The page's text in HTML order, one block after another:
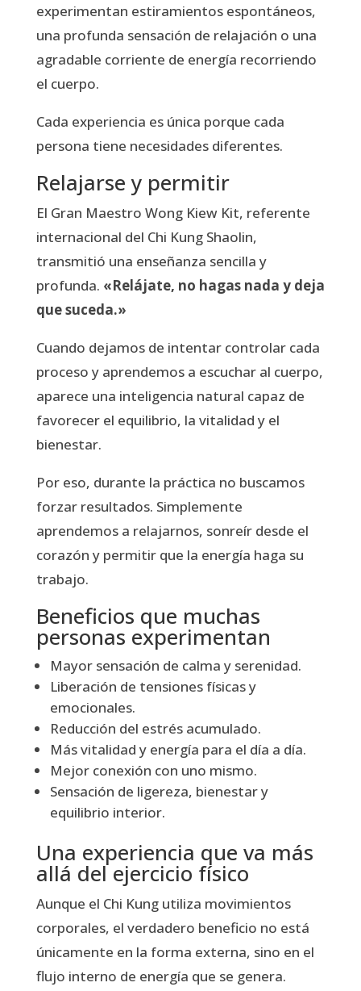
experimentan estiramientos espontáneos,
una profunda sensación de relajación o una
agradable corriente de energía recorriendo
el cuerpo.
Cada experiencia es única porque cada
persona tiene necesidades diferentes.
Relajarse y permitir
El Gran Maestro Wong Kiew Kit, referente
internacional del Chi Kung Shaolin,
transmitió una enseñanza sencilla y
profunda. «Relájate, no hagas nada y deja
que suceda.»
Cuando dejamos de intentar controlar cada
proceso y aprendemos a escuchar al cuerpo,
aparece una inteligencia natural capaz de
favorecer el equilibrio, la vitalidad y el
bienestar.
Por eso, durante la práctica no buscamos
forzar resultados. Simplemente
aprendemos a relajarnos, sonreír desde el
corazón y permitir que la energía haga su
trabajo.
Beneficios que muchas
personas experimentan
Mayor sensación de calma y serenidad.
Liberación de tensiones físicas y
emocionales.
Reducción del estrés acumulado.
Más vitalidad y energía para el día a día.
Mejor conexión con uno mismo.
Sensación de ligereza, bienestar y
equilibrio interior.
Una experiencia que va más
allá del ejercicio físico
Aunque el Chi Kung utiliza movimientos
corporales, el verdadero beneficio no está
únicamente en la forma externa, sino en el
flujo interno de energía que se genera.